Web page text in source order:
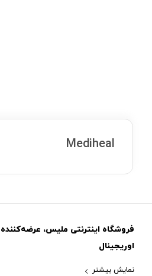
Mediheal
فروشگاه اینترنتی ملیس،
اوریجینال
نمایش بیشتر